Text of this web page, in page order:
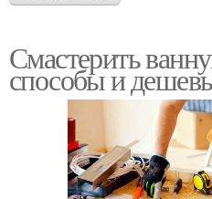
Смастерить
способы и